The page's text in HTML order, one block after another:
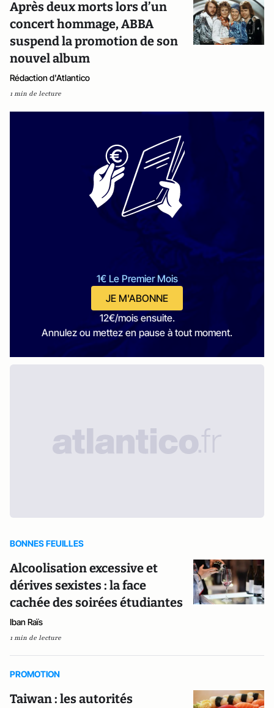
Après deux morts lors d’un
concert hommage, ABBA
suspend la promotion de son
nouvel album
Rédaction d'Atlantico
1 min de lecture
1€ Le Premier Mois
JE M'ABONNE
12€/mois ensuite.
Annulez ou mettez en pause à tout moment.
BONNES FEUILLES
Alcoolisation excessive et
dérives sexistes : la face
cachée des soirées étudiantes
Iban Raïs
1 min de lecture
PROMOTION
Taiwan : les autorités